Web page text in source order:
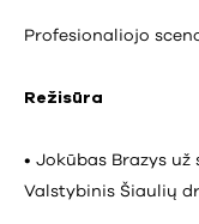
Profesionaliojo
Režisūra
• Jokūbas Brazys
Valstybinis Šiaulių